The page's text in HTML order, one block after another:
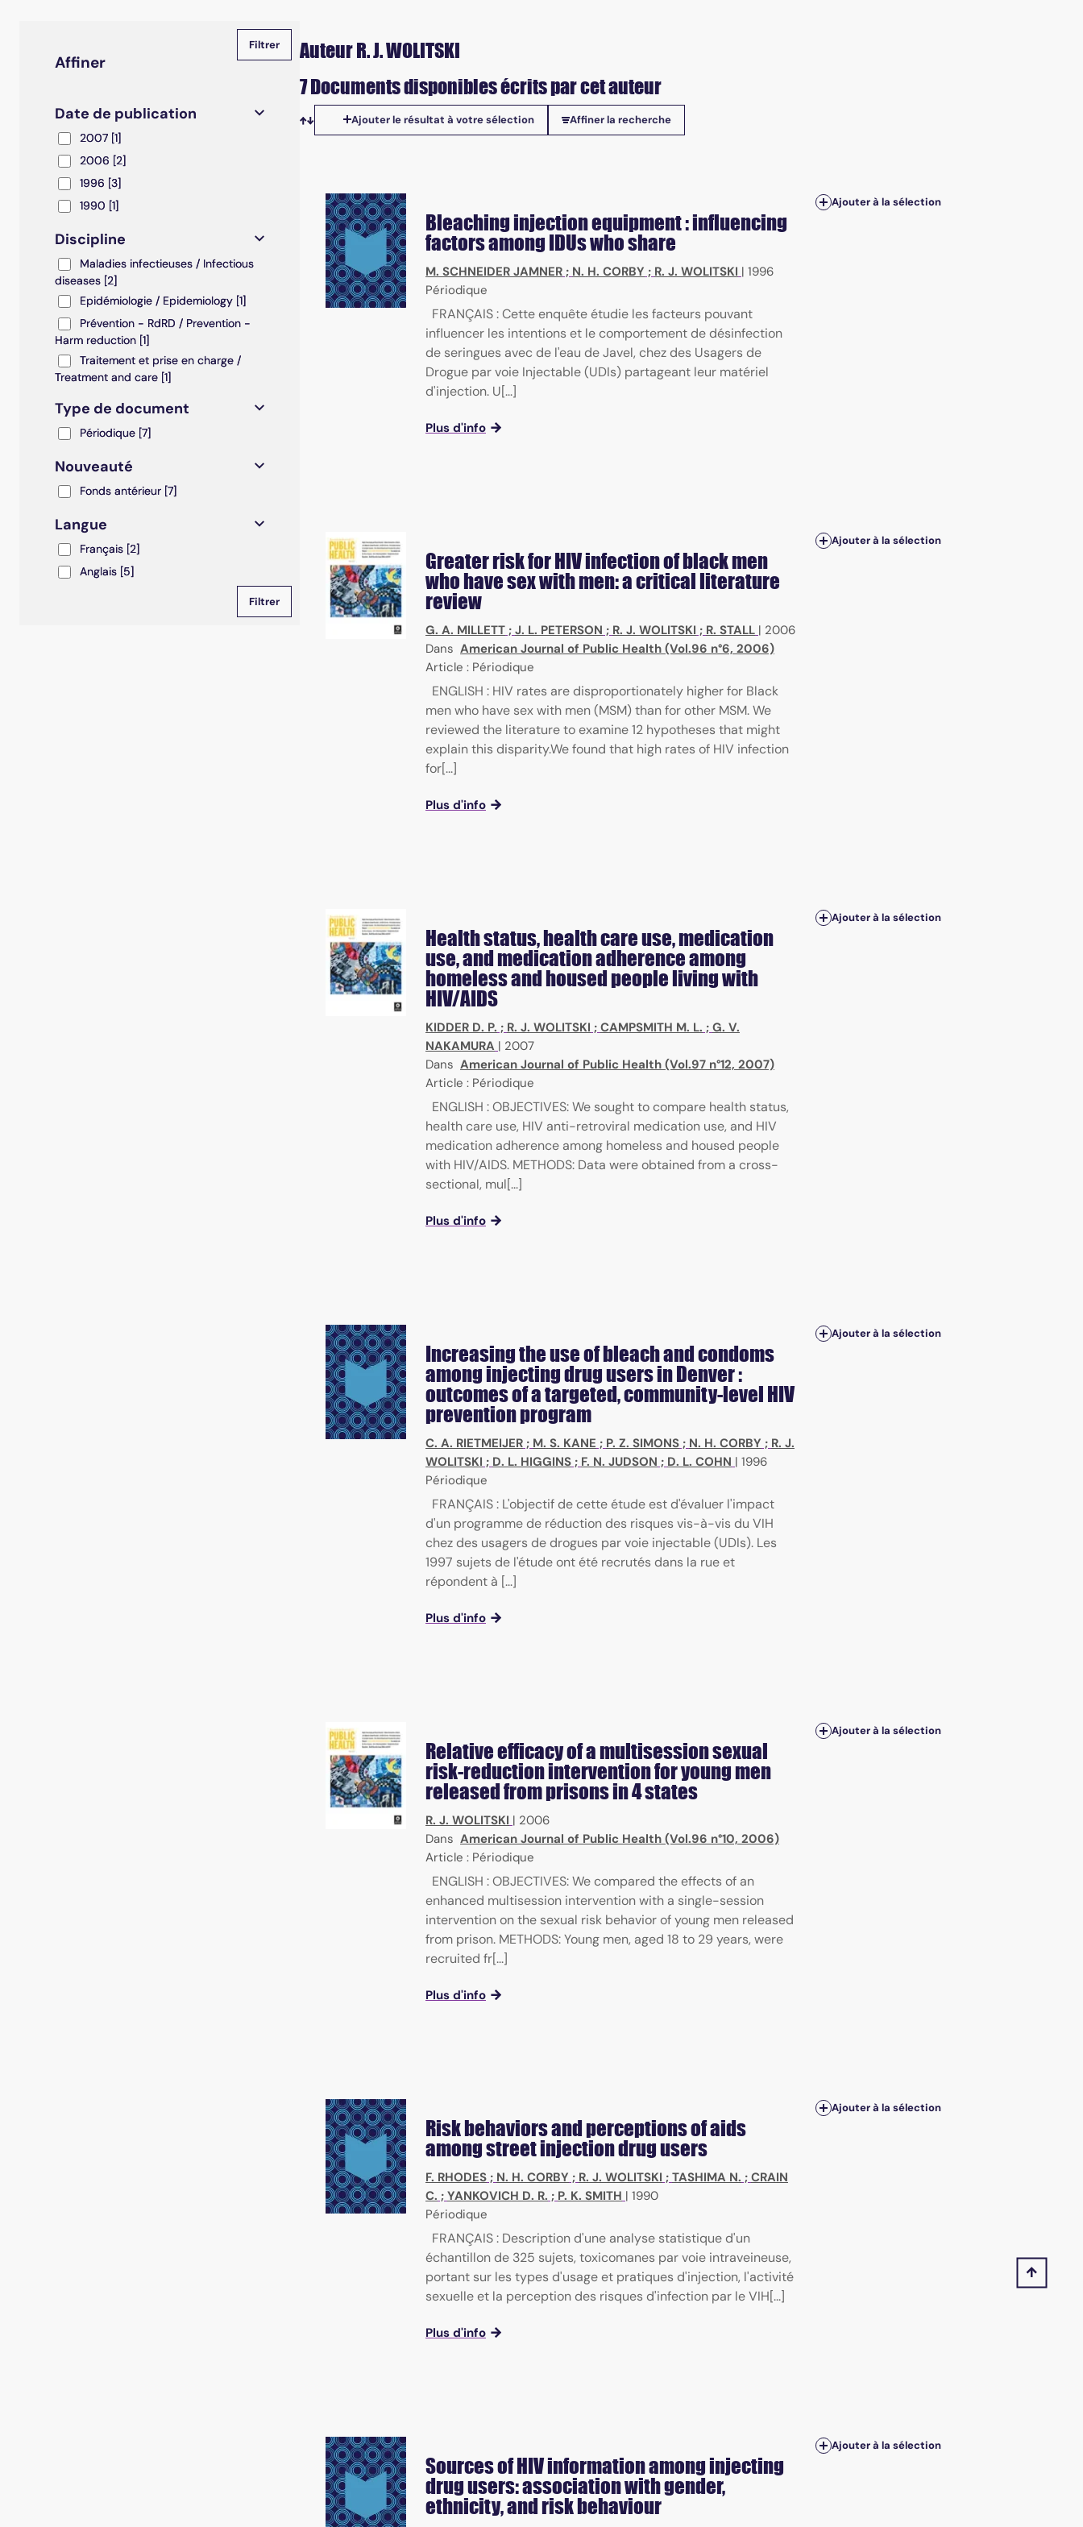
Affiner
Date de publication
20072007 [1]
20062006 [2]
19961996 [3]
19901990 [1]
Discipline
Maladies infectieuses / Infectious diseases
Maladies infectieuses / Infectious
diseases [2]
Epidémiologie / Epidemiology
Epidémiologie / Epidemiology [1]
Prévention - RdRD / Prevention - Harm reduction
Prévention - RdRD / Prevention -
Harm reduction [1]
Traitement et prise en charge / Treatment and care
Traitement et prise en charge /
Treatment and care [1]
Type de document
Périodique
Périodique [7]
Nouveauté
Fonds antérieur
Fonds antérieur [7]
Langue
Français
Français [2]
AnglaisAnglais [5]
Auteur R. J. WOLITSKI
7 Documents disponibles écrits par cet auteur
Tris disponibles
Ajouter le résultat à votre sélection Affiner la recherche
Bleaching injection equipment : influencing
factors among IDUs who share
M. SCHNEIDER JAMNER ; N. H. CORBY ; R. J. WOLITSKI | 1996
Périodique
FRANÇAIS : Cette enquête étudie les facteurs pouvant
influencer les intentions et le comportement de désinfection
de seringues avec de l'eau de Javel, chez des Usagers de
Drogue par voie Injectable (UDIs) partageant leur matériel
d'injection. U[...]
Plus d'info
Ajouter à la sélection
Greater risk for HIV infection of black men
who have sex with men: a critical literature
review
G. A. MILLETT ; J. L. PETERSON ; R. J. WOLITSKI ; R. STALL | 2006
Dans American Journal of Public Health (Vol.96 n°6, 2006)
Article : Périodique
ENGLISH : HIV rates are disproportionately higher for Black
men who have sex with men (MSM) than for other MSM. We
reviewed the literature to examine 12 hypotheses that might
explain this disparity.We found that high rates of HIV infection
for[...]
Plus d'info
Ajouter à la sélection
Health status, health care use, medication
use, and medication adherence among
homeless and housed people living with
HIV/AIDS
KIDDER D. P. ; R. J. WOLITSKI ; CAMPSMITH M. L. ; G. V.
NAKAMURA | 2007
Dans American Journal of Public Health (Vol.97 n°12, 2007)
Article : Périodique
ENGLISH : OBJECTIVES: We sought to compare health status,
health care use, HIV anti-retroviral medication use, and HIV
medication adherence among homeless and housed people
with HIV/AIDS. METHODS: Data were obtained from a cross-
sectional, mul[...]
Plus d'info
Ajouter à la sélection
Increasing the use of bleach and condoms
among injecting drug users in Denver :
outcomes of a targeted, community-level HIV
prevention program
C. A. RIETMEIJER ; M. S. KANE ; P. Z. SIMONS ; N. H. CORBY ; R. J.
WOLITSKI ; D. L. HIGGINS ; F. N. JUDSON ; D. L. COHN | 1996
Périodique
FRANÇAIS : L'objectif de cette étude est d'évaluer l'impact
d'un programme de réduction des risques vis-à-vis du VIH
chez des usagers de drogues par voie injectable (UDIs). Les
1997 sujets de l'étude ont été recrutés dans la rue et
répondent à [...]
Plus d'info
Ajouter à la sélection
Relative efficacy of a multisession sexual
risk-reduction intervention for young men
released from prisons in 4 states
R. J. WOLITSKI | 2006
Dans American Journal of Public Health (Vol.96 n°10, 2006)
Article : Périodique
ENGLISH : OBJECTIVES: We compared the effects of an
enhanced multisession intervention with a single-session
intervention on the sexual risk behavior of young men released
from prison. METHODS: Young men, aged 18 to 29 years, were
recruited fr[...]
Plus d'info
Ajouter à la sélection
Risk behaviors and perceptions of aids
among street injection drug users
F. RHODES ; N. H. CORBY ; R. J. WOLITSKI ; TASHIMA N. ; CRAIN
C. ; YANKOVICH D. R. ; P. K. SMITH | 1990
Périodique
FRANÇAIS : Description d'une analyse statistique d'un
échantillon de 325 sujets, toxicomanes par voie intraveineuse,
portant sur les types d'usage et pratiques d'injection, l'activité
sexuelle et la perception des risques d'infection par le VIH[...]
Plus d'info
Ajouter à la sélection
Sources of HIV information among injecting
drug users: association with gender,
ethnicity, and risk behaviour
Ajouter à la sélection